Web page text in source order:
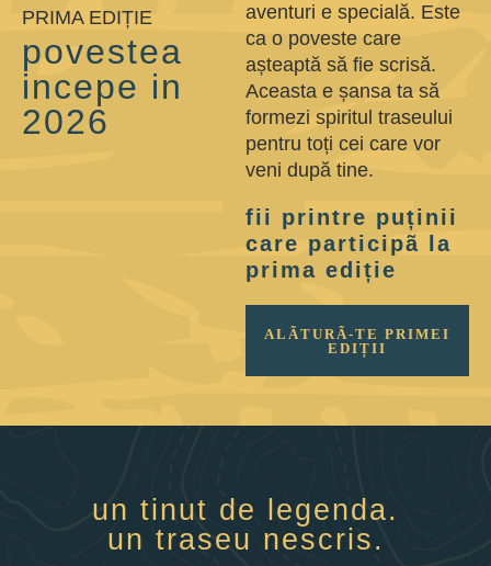
PRIMA EDIȚIE
povestea
incepe in
2026
aventuri e specială. Este
ca o poveste care
așteaptă să fie scrisă.
Aceasta e șansa ta să
formezi spiritul traseului
pentru toți cei care vor
veni după tine.
fii printre puținii
care participã la
prima ediție
ALÃTURÃ-TE PRIMEI
EDIȚII
un tinut de legenda.
un traseu nescris.